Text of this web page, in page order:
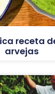
receta
arvejas